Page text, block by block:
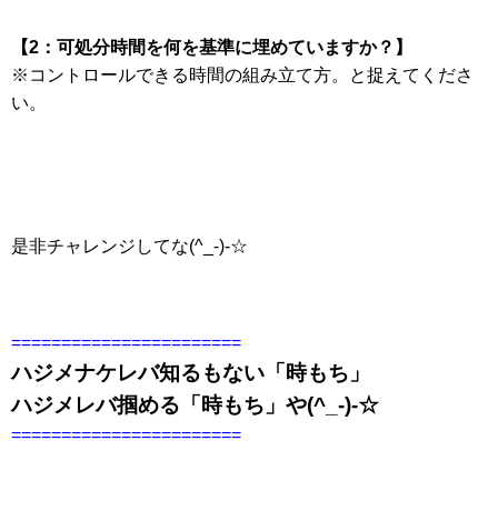
【2：可処分時間を何を基準に埋めていますか？】
※コントロールできる時間の組み立て方。と捉えてくださ
い。
是非チャレンジしてな(^_-)-☆
=======================
ハジメナケレバ知るもない「時もち」
ハジメレバ掴める「時もち」や(^_-)-☆
=======================